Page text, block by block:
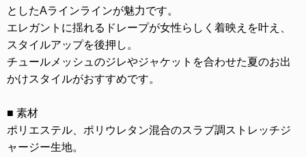
としたAラインラインが魅力です。
エレガントに揺れるドレープが女性らしく着映えを叶え、
スタイルアップを後押し。
チュールメッシュのジレやジャケットを合わせた夏のお出
かけスタイルがおすすめです。
■ 素材
ポリエステル、ポリウレタン混合のスラブ調ストレッチジ
ャージー生地。